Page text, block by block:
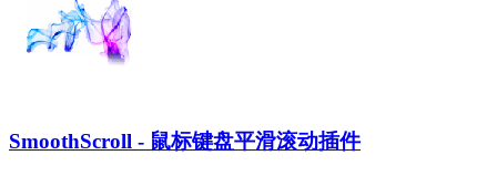
SmoothScroll - 鼠标键盘平滑滚动插件